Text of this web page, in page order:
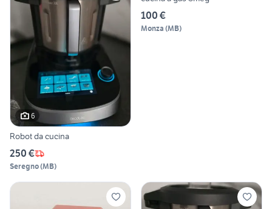
6
Robot da cucina
250 €
Seregno(MB)
100 €
Monza (MB)